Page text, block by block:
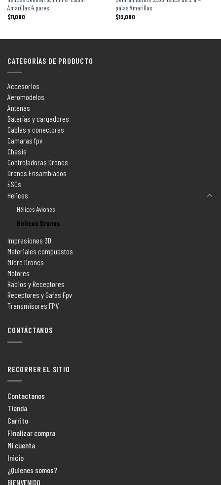
Amarillas 4 pares
$11,000
palas Amarillas
$13,000
CATEGORÍAS DE PRODUCTO
Accesorios
Aeromodelos
Antenas
Baterías y cargadores
Cables y conectores
Camaras fpv
Chasis
Controladoras Drones
Drones Ensamblados
ESCs
Helices
Hélices Aviones
Helices Drones
Impresiones 3D
Materiales compuestos
Micro Drones
Motores
Radios y Receptores
Receptores y Gafas Fpv
Transmisores FPV
CONTÁCTANOS
RECORRER EL SITIO
Contactanos
Tienda
Carrito
Finalizar compra
Mi cuenta
Inicio
¿Quienes somos?
BIENVENIDO